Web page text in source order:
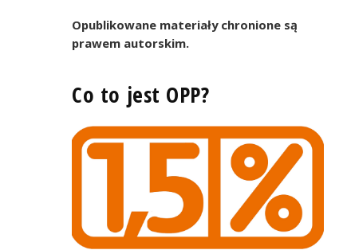
Opublikowane materiały chronione są
prawem autorskim.
Co to jest OPP?